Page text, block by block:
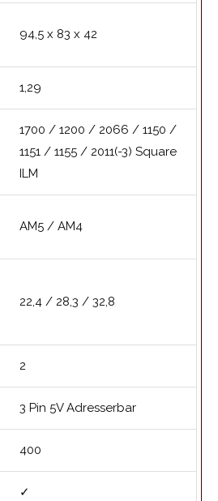
94,5 x 83 x 42
1,29
1700 / 1200 / 2066 / 1150 /
1151 / 1155 / 2011(-3) Square
ILM
AM5 / AM4
22,4 / 28,3 / 32,8
2
3 Pin 5V Adresserbar
400
✓